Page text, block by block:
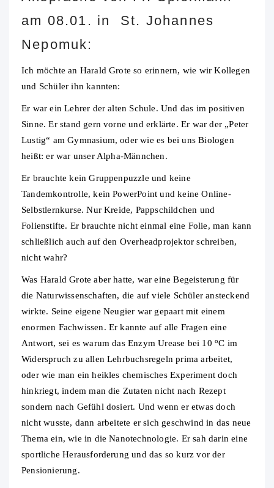
am 08.01. in St. Johannes
Nepomuk:
Ich möchte an Harald Grote so erinnern, wie wir Kollegen
und Schüler ihn kannten:
Er war ein Lehrer der alten Schule. Und das im positiven
Sinne. Er stand gern vorne und erklärte. Er war der „Peter
Lustig“ am Gymnasium, oder wie es bei uns Biologen
heißt: er war unser Alpha-Männchen.
Er brauchte kein Gruppenpuzzle und keine
Tandemkontrolle, kein PowerPoint und keine Online-
Selbstlernkurse. Nur Kreide, Pappschildchen und
Folienstifte. Er brauchte nicht einmal eine Folie, man kann
schließlich auch auf den Overheadprojektor schreiben,
nicht wahr?
Was Harald Grote aber hatte, war eine Begeisterung für
die Naturwissenschaften, die auf viele Schüler ansteckend
wirkte. Seine eigene Neugier war gepaart mit einem
enormen Fachwissen. Er kannte auf alle Fragen eine
Antwort, sei es warum das Enzym Urease bei 10 oC im
Widerspruch zu allen Lehrbuchsregeln prima arbeitet,
oder wie man ein heikles chemisches Experiment doch
hinkriegt, indem man die Zutaten nicht nach Rezept
sondern nach Gefühl dosiert. Und wenn er etwas doch
nicht wusste, dann arbeitete er sich geschwind in das neue
Thema ein, wie in die Nanotechnologie. Er sah darin eine
sportliche Herausforderung und das so kurz vor der
Pensionierung.